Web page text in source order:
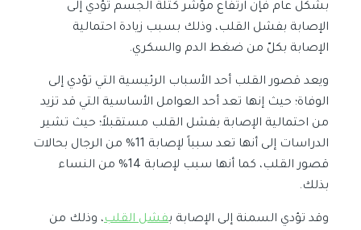
بشكل عام فإن ارتفاع مؤشر كتلة الجسم تؤدي إلى
الإصابة بفشل القلب، وذلك بسبب زيادة احتمالية
الإصابة بكلّ من ضغط الدم والسكري.
ويعد قصور القلب أحد الأسباب الرئيسية التي تؤدي إلى
الوفاة؛ حيث إنها تعد أحد العوامل الأساسية التي قد تزيد
من احتمالية الإصابة بفشل القلب مستقبلاً؛ حيث تشير
الدراسات إلى أنها تعد سبباً لإصابة 11% من الرجال بحالات
قصور القلب، كما أنها سبب لإصابة 14% من النساء
بذلك.
وقد تؤدي السمنة إلى الإصابة بفشل القلب، وذلك من